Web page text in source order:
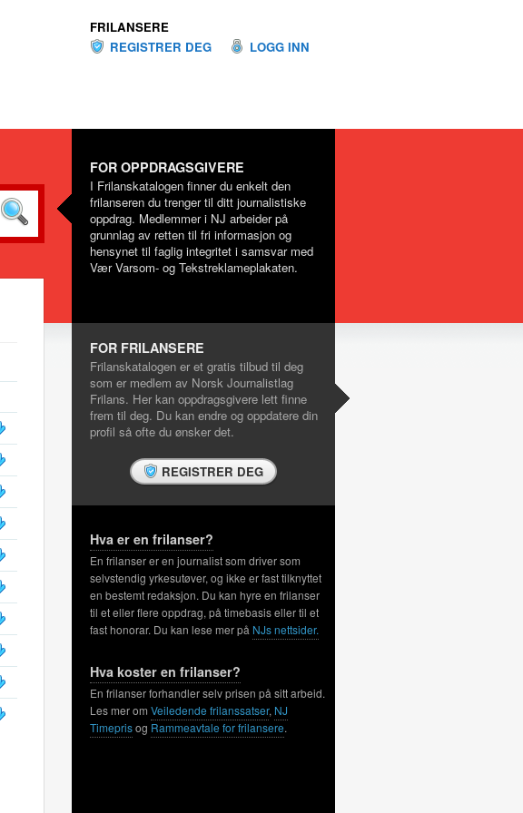
FRILANSERE
REGISTRER DEG
LOGG INN
FOR OPPDRAGSGIVERE
I Frilanskatalogen finner du enkelt den
frilanseren du trenger til ditt journalistiske
oppdrag. Medlemmer i NJ arbeider på
grunnlag av retten til fri informasjon og
hensynet til faglig integritet i samsvar med
Vær Varsom- og Tekstreklameplakaten.
FOR FRILANSERE
Frilanskatalogen er et gratis tilbud til deg
som er medlem av Norsk Journalistlag
Frilans. Her kan oppdragsgivere lett finne
frem til deg. Du kan endre og oppdatere din
profil så ofte du ønsker det.
REGISTRER DEG
Hva er en frilanser?
En frilanser er en journalist som driver som
selvstendig yrkesutøver, og ikke er fast tilknyttet
en bestemt redaksjon. Du kan hyre en frilanser
til et eller flere oppdrag, på timebasis eller til et
fast honorar. Du kan lese mer på NJs nettsider.
Hva koster en frilanser?
En frilanser forhandler selv prisen på sitt arbeid.
Les mer om Veiledende frilanssatser, NJ
Timeprisog Rammeavtale for frilansere.